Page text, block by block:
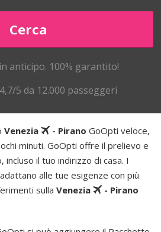
anticipo. 100% garantito!
5 da 12.000 passeggeri
Venezia - Pirano GoOpti veloce,
minuti. GoOpti offre il prelievo e
incluso il tuo indirizzo di casa. I
alle tue esigenze con più
sullaVenezia
- Pirano